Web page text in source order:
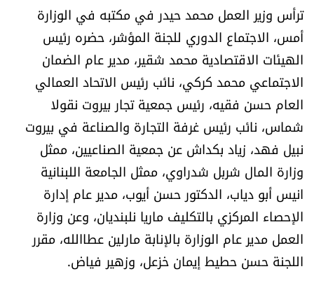
كتّابنا
تحت المجهر
آراء
اقتصاد
العالم
الصحافة الإسرائيلية
ثقافة وفنون
ترأس وزير العمل محمد حيدر في مكتبه في الوزارة
أمس، الاجتماع الدوري للجنة المؤشر، حضره رئيس
الهيئات الاقتصادية محمد شقير، مدير عام الضمان
الاجتماعي محمد كركي، نائب رئيس الاتحاد العمالي
العام حسن فقيه، رئيس جمعية تجار بيروت نقولا
شماس، نائب رئيس غرفة التجارة والصناعة في بيروت
نبيل فهد، زياد بكداش عن جمعية الصناعيين، ممثل
وزارة المال شربل شدراوي، ممثل الجامعة اللبنانية
انيس أبو دياب، الدكتور حسن أيوب، مدير عام إدارة
الإحصاء المركزي بالتكليف ماريا نلبنديان، وعن وزارة
العمل مدير عام الوزارة بالإنابة مارلين عطاالله، مقرر
اللجنة حسن حطيط إيمان خزعل، وزهير فياض.